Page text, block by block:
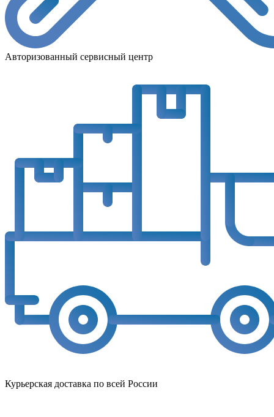
Авторизованный сервисный центр
Курьерская доставка по всей России